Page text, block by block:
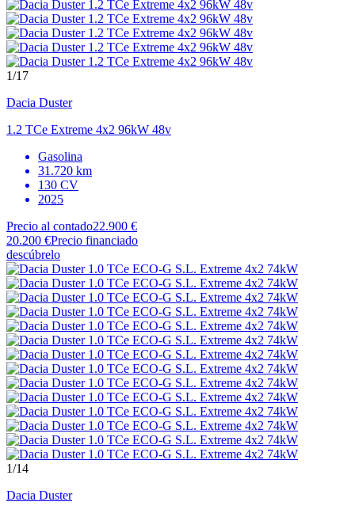
1/17
Dacia Duster
1.2 TCe Extreme 4x2 96kW 48v
Gasolina
31.720 km
130 CV
2025
Precio al contado22.900 €
20.200 €Precio financiado
descúbrelo
1/14
Dacia Duster